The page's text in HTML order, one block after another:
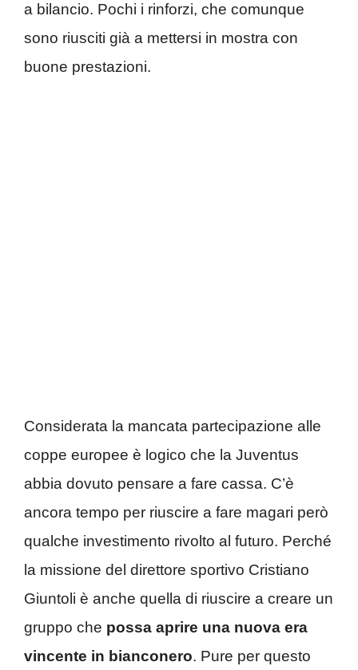
a bilancio. Pochi i rinforzi, che comunque
sono riusciti già a mettersi in mostra con
buone prestazioni.
Considerata la mancata partecipazione alle
coppe europee è logico che la Juventus
abbia dovuto pensare a fare cassa. C’è
ancora tempo per riuscire a fare magari però
qualche investimento rivolto al futuro. Perché
la missione del direttore sportivo Cristiano
Giuntoli è anche quella di riuscire a creare un
gruppo che possa aprire una nuova era
vincente in bianconero. Pure per questo